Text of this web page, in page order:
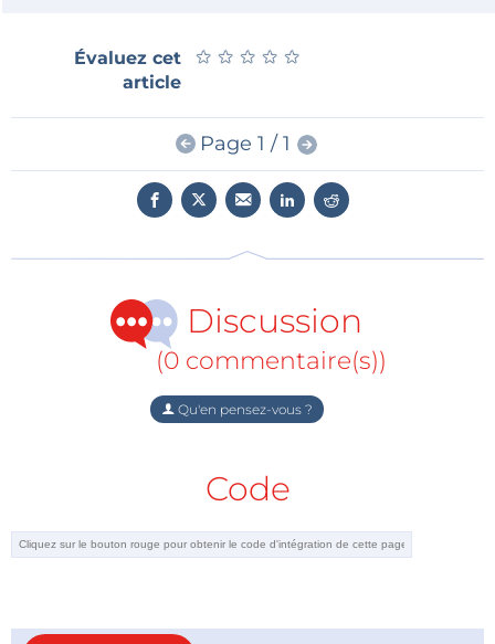
Aux lecteurs qui contestent le point de vue de cet
article, nous précisons qu'il s'agit des possibilités
piloter quelque chose, et non pas d'y connecter
simplement un dispositif audio/vidéo. L’iPhone,
malgré le nouveau câble iPhone/DB9, n’est pas
très ouvert, alors que beaucoup d’utilisateurs
aimeraient en faire un véritable périphérique voire
Ce n'est pas possible. L'interface Bluetooth de
l’iPhone est elle aussi fermée et verrouillée.
Qu’Apple approuve mi-2011 une interface
monde a de quoi étonner.
Évaluez cet
article
★ ★ ★ ★ ★
★ ★ ★ ★ ★
Page 1 / 1
Discussion
(0 commentaire(s))
Qu'en pensez-vous ?
Code